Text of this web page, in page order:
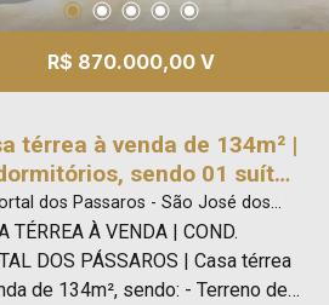
R$ 870.000,00 V
térrea à venda de 134m² |
sendo 01 suíte
vagas de garagem |
Portal dos
| São José dos
|
dos Passaros - São José dos
SP
TÉRREA À VENDA | COND.
DOS PÁSSAROS | Casa térrea
de 134m², sendo: - Terreno de